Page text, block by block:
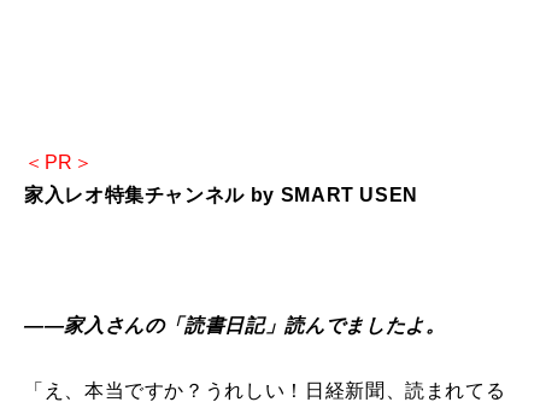
＜PR＞
家入レオ特集チャンネル by SMART USEN
――家入さんの「読書日記」読んでましたよ。
「え、本当ですか？うれしい！日経新聞、読まれてる